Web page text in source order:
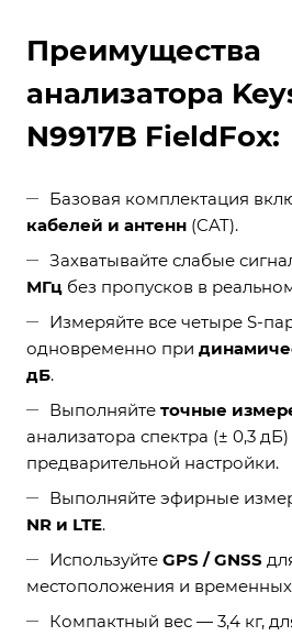
Преимущества
анализатора
N9917B FieldFox:
Базовая комплектация
кабелей и антенн (CAT).
Захватывайте слабые
МГц без пропусков в
Измеряйте все четыре S-
одновременно при
дБ.
Выполняйте точные
анализатора спектра (± 0,3 дБ)
предварительной настройки.
Выполняйте эфирные
NR и LTE.
Используйте GPS / GNSS
местоположения и
Компактный вес — 3,4 кг,